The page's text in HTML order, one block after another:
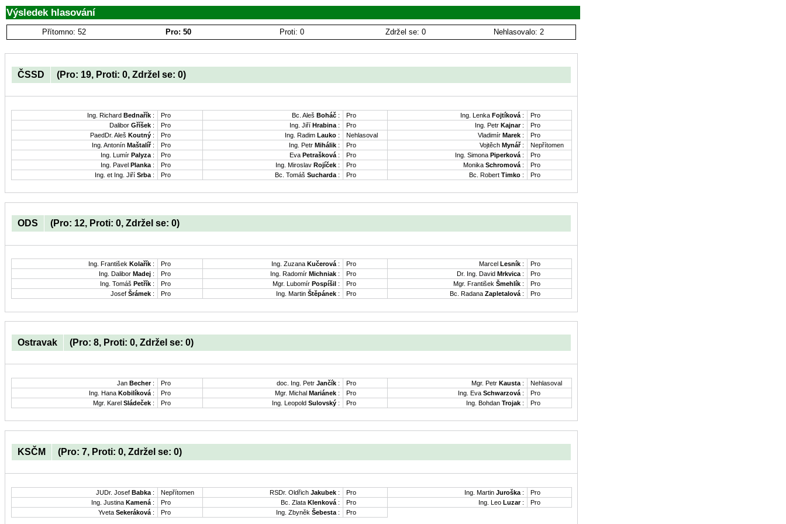
Výsledek hlasování
Přítomno: 52 Pro: 50 Proti: 0 Zdržel se: 0 Nehlasovalo: 2
ČSSD (Pro: 19, Proti: 0, Zdržel se: 0)
Ing. Richard Bednařík : Pro Bc. Aleš Boháč : Pro Ing. Lenka Fojtíková :
Pro
Dalibor Gříšek : Pro Ing. Jiří Hrabina : Pro Ing. Petr Kajnar:
Pro
PaedDr. Aleš Koutný : Pro Ing. Radim Lauko : Nehlasoval Vladimír Marek :
Pro
Ing. Antonín Maštalíř: Pro Ing. Petr Mihálik : Pro Vojtěch Mynář:
Nepřítomen
Ing. Lumír Palyza : Pro Eva Petrašková : Pro Ing. Simona Piperková :
Pro
Ing. Pavel Planka : Pro Ing. Miroslav Rojíček : Pro Monika Schromová :
Pro
Ing. et Ing. Jiří Srba : Pro Bc. Tomáš Sucharda : Pro Bc. Robert Timko : Pro
ODS (Pro: 12, Proti: 0, Zdržel se: 0)
Ing. František Kolařík : Pro Ing. Zuzana Kučerová: Pro Marcel Lesník :
Pro
Ing. Dalibor Madej : Pro Ing. Radomír Michniak : Pro Dr. Ing. David Mrkvica:
Pro
Ing. Tomáš Petřík : Pro Mgr. Lubomír Pospíšil : Pro Mgr. František Šmehlík :
Pro
Josef Šrámek : Pro Ing. Martin Štěpánek : Pro Bc. Radana Zapletalová: Pro
Ostravak (Pro: 8, Proti: 0, Zdržel se: 0)
Jan Becher: Pro doc. Ing. Petr Jančík : Pro Mgr. Petr Kausta :
Nehlasoval
Ing. Hana Kobilíková : Pro Mgr. Michal Mariánek : Pro Ing. Eva Schwarzová :
Pro
Mgr. Karel Sládeček : Pro Ing. Leopold Sulovský : Pro Ing. Bohdan Trojak : Pro
KSČM (Pro: 7, Proti: 0, Zdržel se: 0)
JUDr. Josef Babka : Nepřítomen RSDr. Oldřich Jakubek : Pro Ing. Martin Juroška :
Pro
Ing. Justina Kamená : Pro Bc. Zlata Klenková : Pro Ing. Leo Luzar:
Pro
Yveta Sekeráková : Pro Ing. Zbyněk Šebesta : Pro